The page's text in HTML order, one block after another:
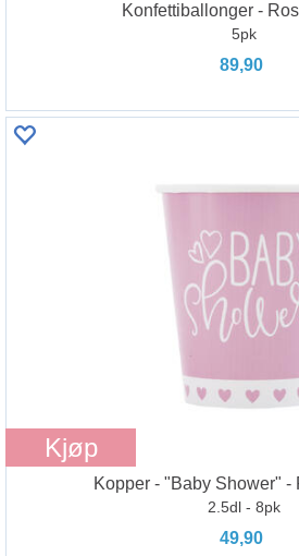
Konfettiballonger -
5pk
89,90
Kjøp
Kopper - "Baby Shower" -
2.5dl - 8pk
49,90